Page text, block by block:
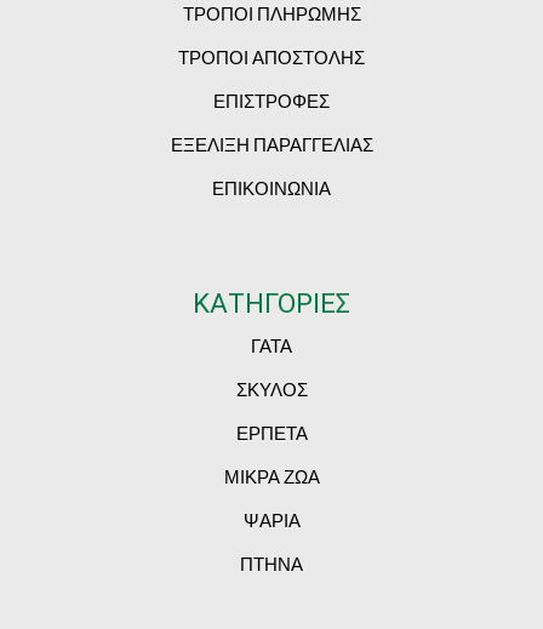
ΤΡΟΠΟΙ ΠΛΗΡΩΜΗΣ
ΤΡΟΠΟΙ ΑΠΟΣΤΟΛΗΣ
ΕΠΙΣΤΡΟΦΕΣ
ΕΞΕΛΙΞΗ ΠΑΡΑΓΓΕΛΙΑΣ
ΕΠΙΚΟΙΝΩΝΙΑ
ΚΑΤΗΓΟΡΙΕΣ
ΓΑΤΑ
ΣΚΥΛΟΣ
ΕΡΠΕΤΑ
ΜΙΚΡΑ ΖΩΑ
ΨΑΡΙΑ
ΠΤΗΝΑ